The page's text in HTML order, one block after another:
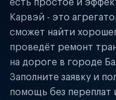
есть простое и
Карвэй - это
сможет найти
проведёт ремонт
на дороге в городе
Заполните заявку и
помощь без переплат